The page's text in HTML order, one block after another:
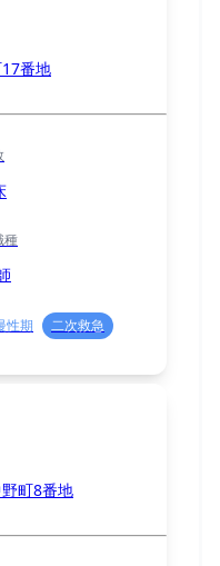
番地
種
性期
二次救急
町8番地